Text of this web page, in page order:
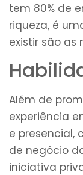
tem 80% de
riqueza, é
existir são as
Além de
experiência
e presencial,
de negócio
iniciativa